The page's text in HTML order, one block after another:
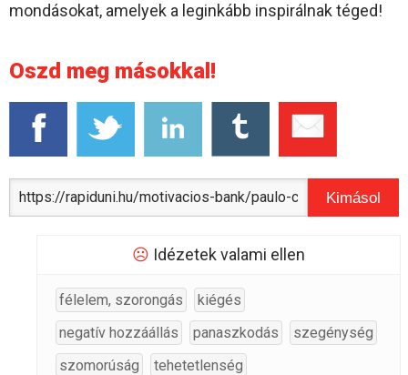
mondásokat, amelyek a leginkább inspirálnak téged!
Oszd meg másokkal!
Kimásol
☹ Idézetek valami ellen
félelem, szorongás
kiégés
negatív hozzáállás
panaszkodás
szegénység
szomorúság
tehetetlenség